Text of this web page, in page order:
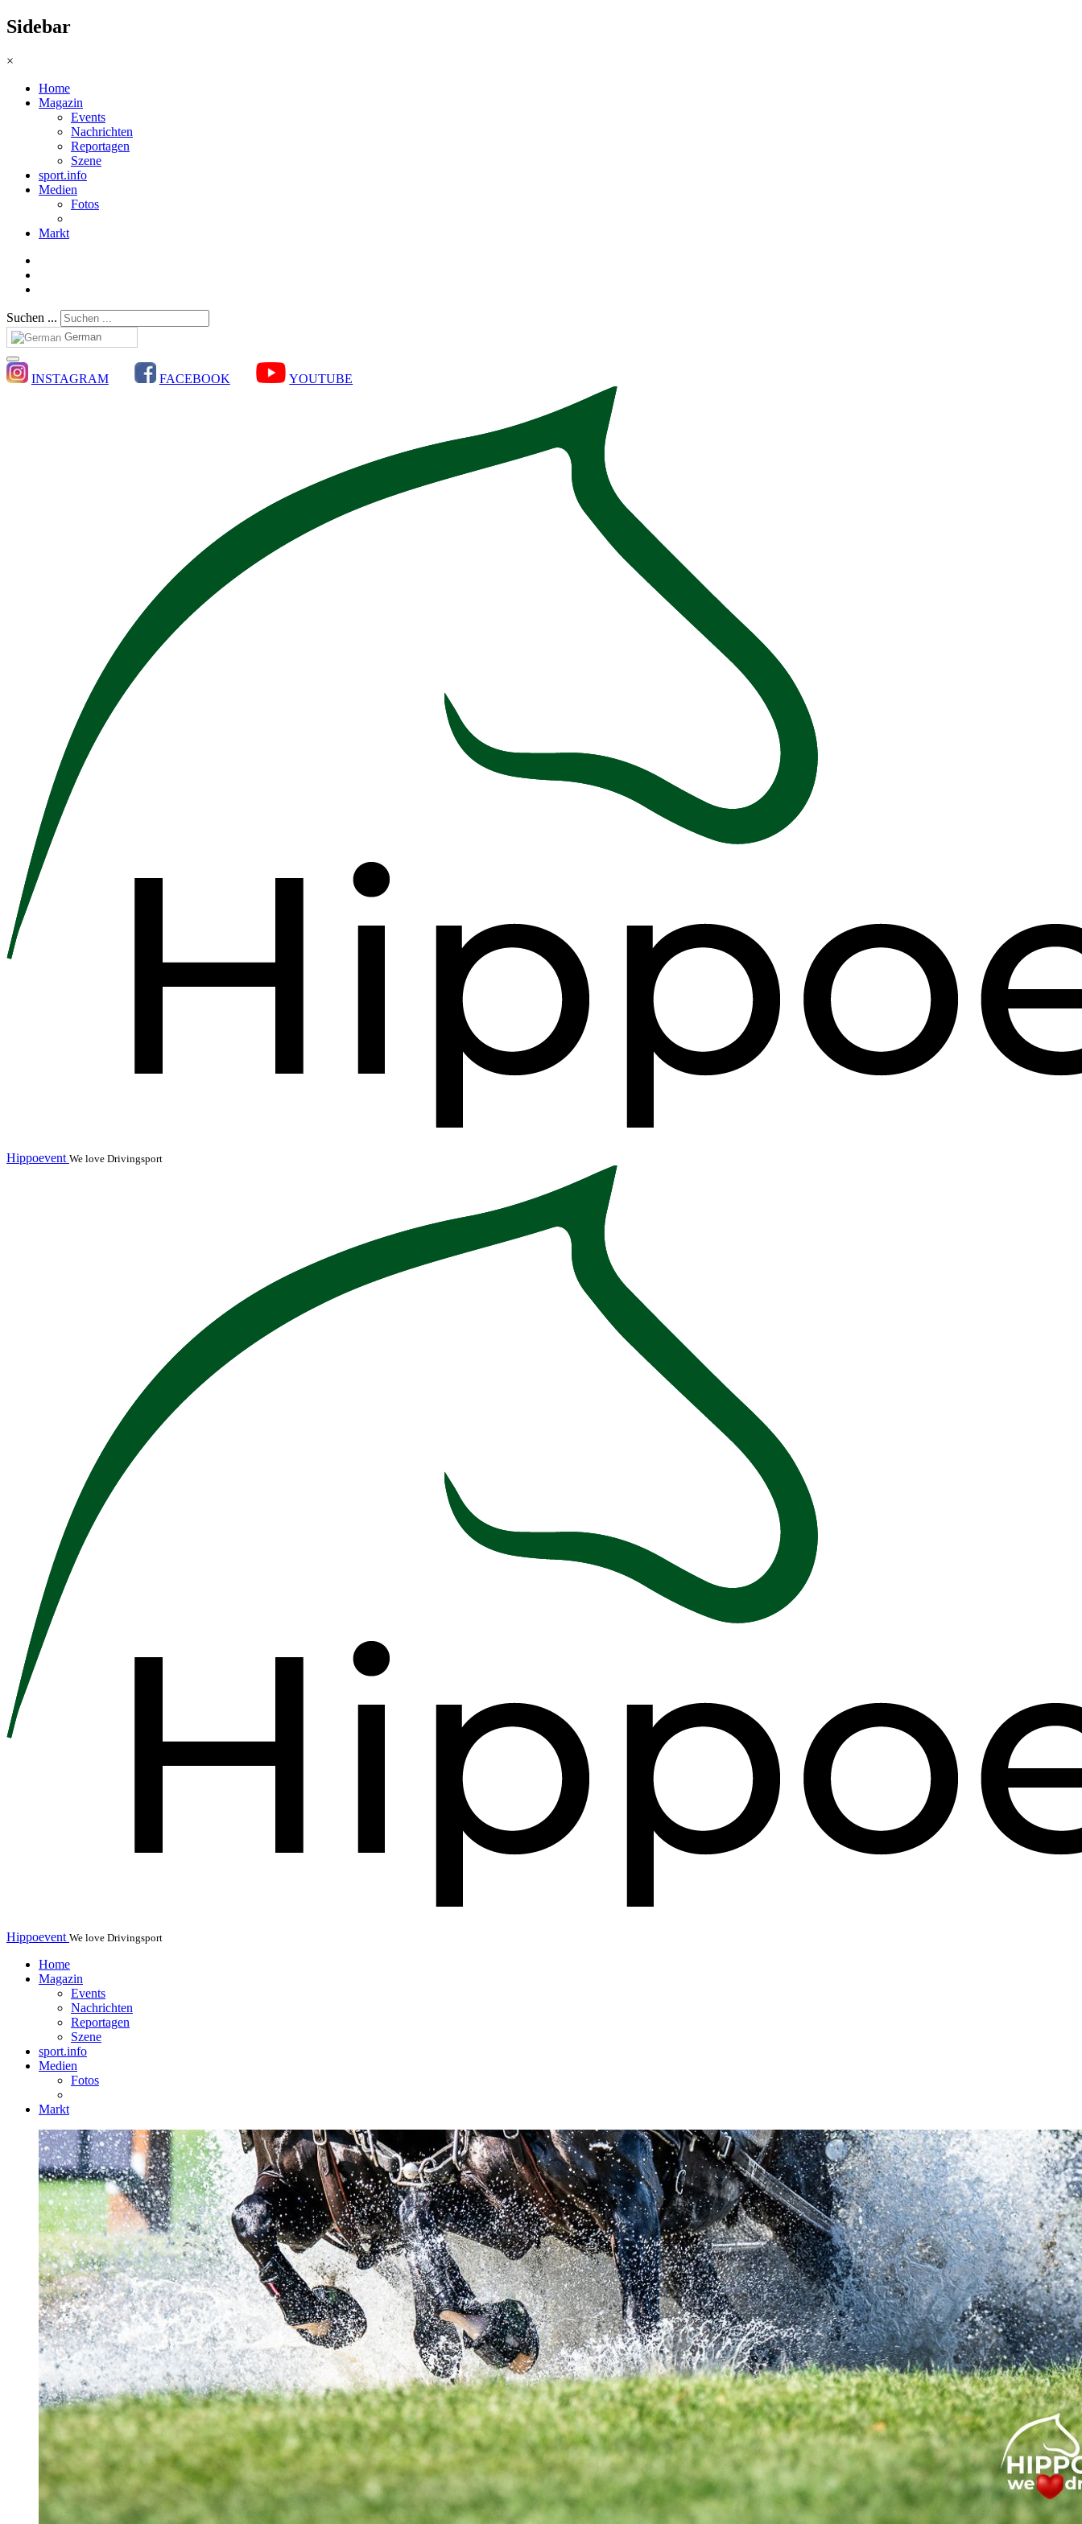
Sidebar
×
Home
Magazin
Events
Nachrichten
Reportagen
Szene
sport.info
Medien
Fotos
Markt
Suchen ...
German
INSTAGRAM FACEBOOK YOUTUBE
Hippoevent We love Drivingsport
Hippoevent We love Drivingsport
Home
Magazin
Events
Nachrichten
Reportagen
Szene
sport.info
Medien
Fotos
Markt